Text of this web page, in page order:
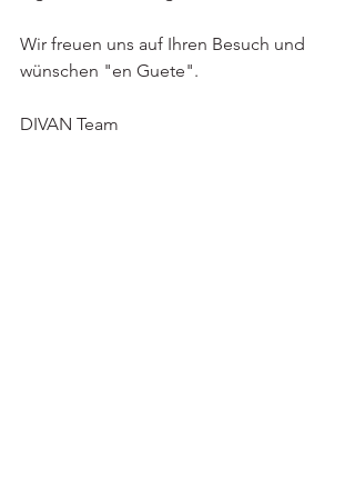
Wir freuen uns auf Ihren Besuch und
wünschen "en Guete".
DIVAN Team